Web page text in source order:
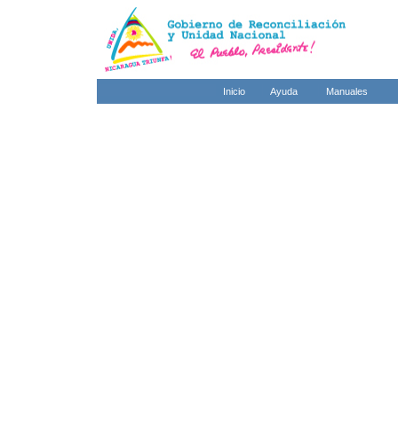
Inicio Ayuda Manuales